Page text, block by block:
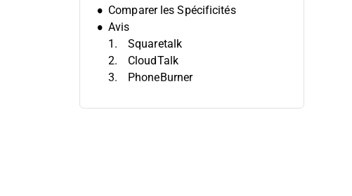
Comparer les Spécificités
Avis
Squaretalk
CloudTalk
PhoneBurner
Talkdesk